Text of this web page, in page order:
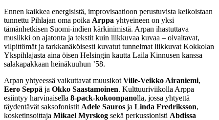
Ennen kaikkea energisistä, improvisaatioon perustuvista keikoistaan
tunnettu Pihlajan oma poika Arppa yhtyeineen on yksi
tämänhetkisen Suomi-indien kärkinimistä. Arpan ihastuttava
musiikki on ajatonta ja tekstit kuin liikkuvaa kuvaa – oivaltavat,
vilpittömät ja tarkkanäköisesti kuvatut tunnelmat liikkuvat Kokkolan
Ykspihlajasta aina öisen Helsingin kautta Laila Kinnusen kanssa
salakapakkaan heinäkuuhun ’58.
Arpan yhtyeessä vaikuttavat muusikotVille-Veikko Airaniemi,
Eero Seppä ja Okko Saastamoinen. Kulttuuriviikolla Arppa
esiintyy harvinaisella 8-pack-kokoonpanolla, jossa yhtyettä
täydentävät saksofonistitAdele Sauros ja Linda Fredriksson,
kosketinsoittaja Mikael Myrskog sekä perkussionisti Abdissa